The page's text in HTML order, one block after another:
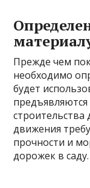
Прежде чем
необходимо
будет
движения
прочности и
дорожек в саду.